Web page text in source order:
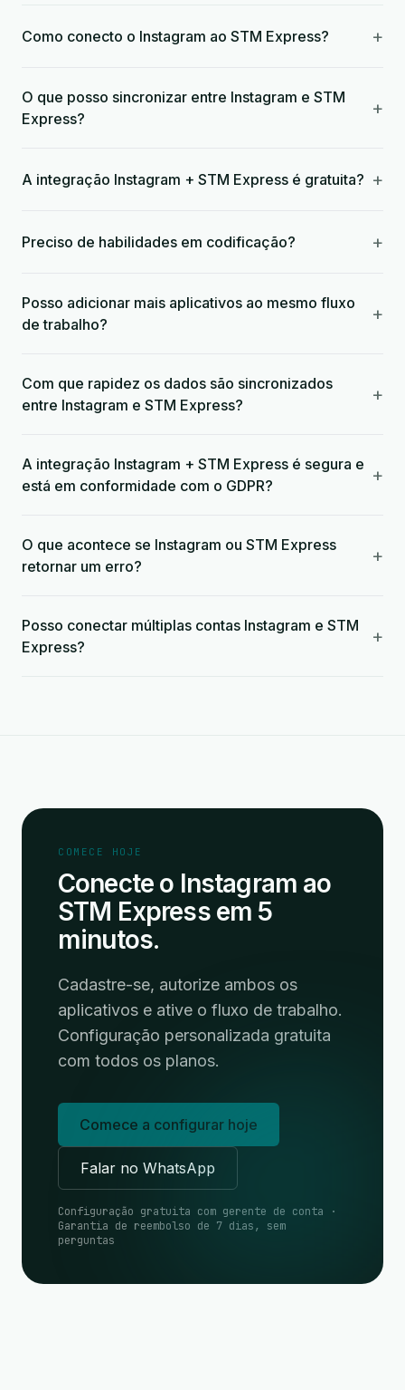
Como conecto o Instagram ao STM Express? +
O que posso sincronizar entre Instagram e STM
Express?
+
A integração Instagram + STM Express é gratuita? +
Preciso de habilidades em codificação? +
Posso adicionar mais aplicativos ao mesmo fluxo
de trabalho?
+
Com que rapidez os dados são sincronizados
entre Instagram e STM Express?
+
A integração Instagram + STM Express é segura e
está em conformidade com o GDPR?
+
O que acontece se Instagram ou STM Express
retornar um erro?
+
Posso conectar múltiplas contas Instagram e STM
Express?
+
COMECE HOJE
Conecte o Instagram ao
STM Express em 5
minutos.
Cadastre-se, autorize ambos os
aplicativos e ative o fluxo de trabalho.
Configuração personalizada gratuita
com todos os planos.
Comece a configurar hoje
Falar no WhatsApp
Configuração gratuita com gerente de conta ·
Garantia de reembolso de 7 dias, sem
perguntas